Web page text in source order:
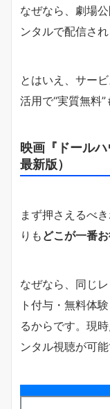
なぜなら、劇場
ンタルで配信さ
とはいえ、サー
活用で“実質無料”
映画『ドール
最新版）
まず押さえるべ
りも どこが一番
なぜなら、同じ
ト付与・無料体
るからです。現
ンタル視聴が可能